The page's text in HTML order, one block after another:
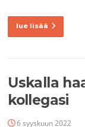
lue lisää
Uskalla
kollegasi
6 syyskuun 2022